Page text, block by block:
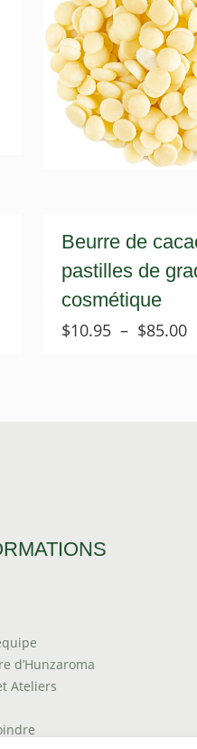
Beurre de
pastilles de
cosmétique
$10.95 – $85.00
d’Hunzaroma
Ateliers